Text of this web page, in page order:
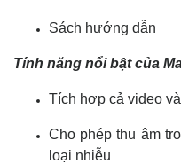
Sách hướng dẫn
Tính năng nổi bật của
Tích hợp cả video
Cho phép thu âm
loại nhiễu